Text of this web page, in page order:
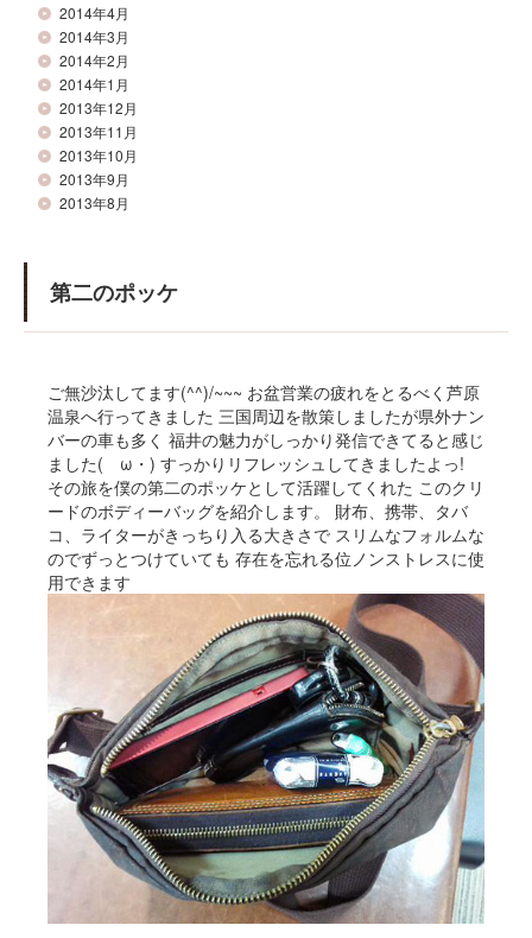
2014年4月
2014年3月
2014年2月
2014年1月
2013年12月
2013年11月
2013年10月
2013年9月
2013年8月
第二のポッケ
ご無沙汰してます(^^)/~~~ お盆営業の疲れをとるべく芦原
温泉へ行ってきました 三国周辺を散策しましたが県外ナン
バーの車も多く 福井の魅力がしっかり発信できてると感じ
ました(ゝω・) すっかりリフレッシュしてきましたよっ!
その旅を僕の第二のポッケとして活躍してくれた このクリ
ードのボディーバッグを紹介します。 財布、携帯、タバ
コ、ライターがきっちり入る大きさで スリムなフォルムな
のでずっとつけていても 存在を忘れる位ノンストレスに使
用できます